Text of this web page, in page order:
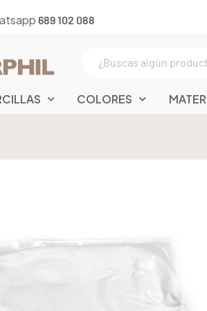
689 102 088
COLORES